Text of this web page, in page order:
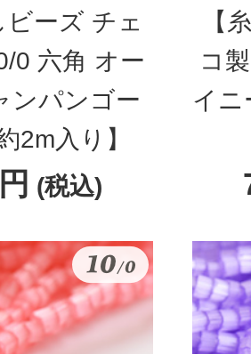
ビーズ チェ
0 六角 オー
ンパンゴー
2m入り】
(税込)
【
コ
イニ